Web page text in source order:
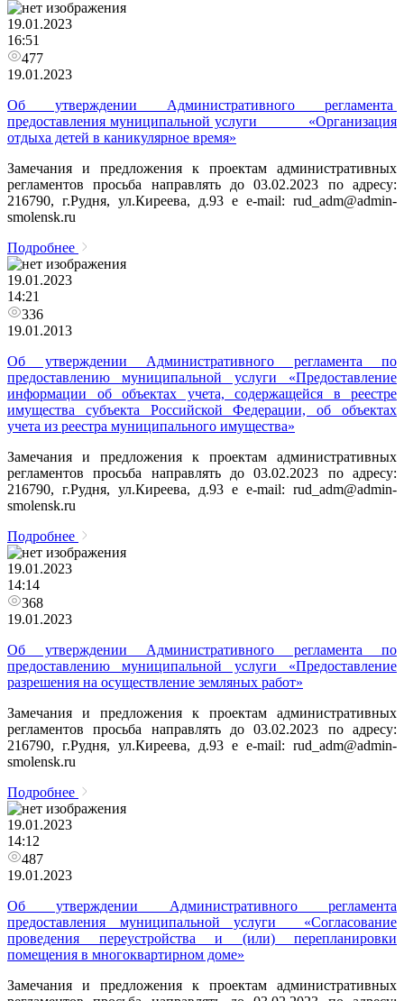
19.01.2023
16:51
477
19.01.2023
Об утверждении Административного регламента
предоставления муниципальной услуги «Организация
отдыха детей в каникулярное время»
Замечания и предложения к проектам административных
регламентов просьба направлять до 03.02.2023 по адресу:
216790, г.Рудня, ул.Киреева, д.93 e e-mail: rud_adm@admin-
smolensk.ru
Подробнее
19.01.2023
14:21
336
19.01.2013
Об утверждении Административного регламента по
предоставлению муниципальной услуги «Предоставление
информации об объектах учета, содержащейся в реестре
имущества субъекта Российской Федерации, об объектах
учета из реестра муниципального имущества»
Замечания и предложения к проектам административных
регламентов просьба направлять до 03.02.2023 по адресу:
216790, г.Рудня, ул.Киреева, д.93 e e-mail: rud_adm@admin-
smolensk.ru
Подробнее
19.01.2023
14:14
368
19.01.2023
Об утверждении Административного регламента по
предоставлению муниципальной услуги «Предоставление
разрешения на осуществление земляных работ»
Замечания и предложения к проектам административных
регламентов просьба направлять до 03.02.2023 по адресу:
216790, г.Рудня, ул.Киреева, д.93 e e-mail: rud_adm@admin-
smolensk.ru
Подробнее
19.01.2023
14:12
487
19.01.2023
Об утверждении Административного регламента
предоставления муниципальной услуги «Согласование
проведения переустройства и (или) перепланировки
помещения в многоквартирном доме»
Замечания и предложения к проектам административных